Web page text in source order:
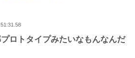
ロトタイプみたいなもんなんだ